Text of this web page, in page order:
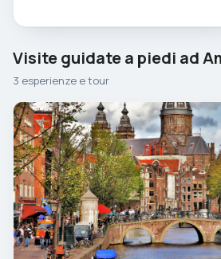
Visite guidate a piedi ad
3 esperienze e tour